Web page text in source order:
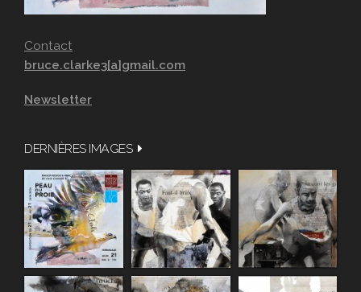
Contact
bruce.clarke3[a]gmail.com
Newsletter
DERNIÈRES IMAGES